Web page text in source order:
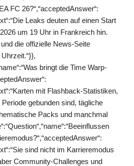
FC 26?“,“acceptedAnswer“:
Leaks deuten auf einen Start
um 19 Uhr in Frankreich hin.
die offizielle News-Seite
bringt die Time Warp-
mit Flashback-Statistiken,
gebunden sind, tägliche
Packs und manchmal
sind nicht im Karrieremodus
Community-Challenges und